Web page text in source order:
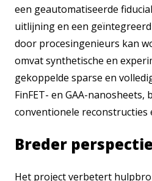
een geautomatiseerde
uitlijning en een
door procesingenieurs kan
omvat synthetische en
gekoppelde sparse en
FinFET- en GAA-
conventionele reconstructies
Breder
Het project verbetert